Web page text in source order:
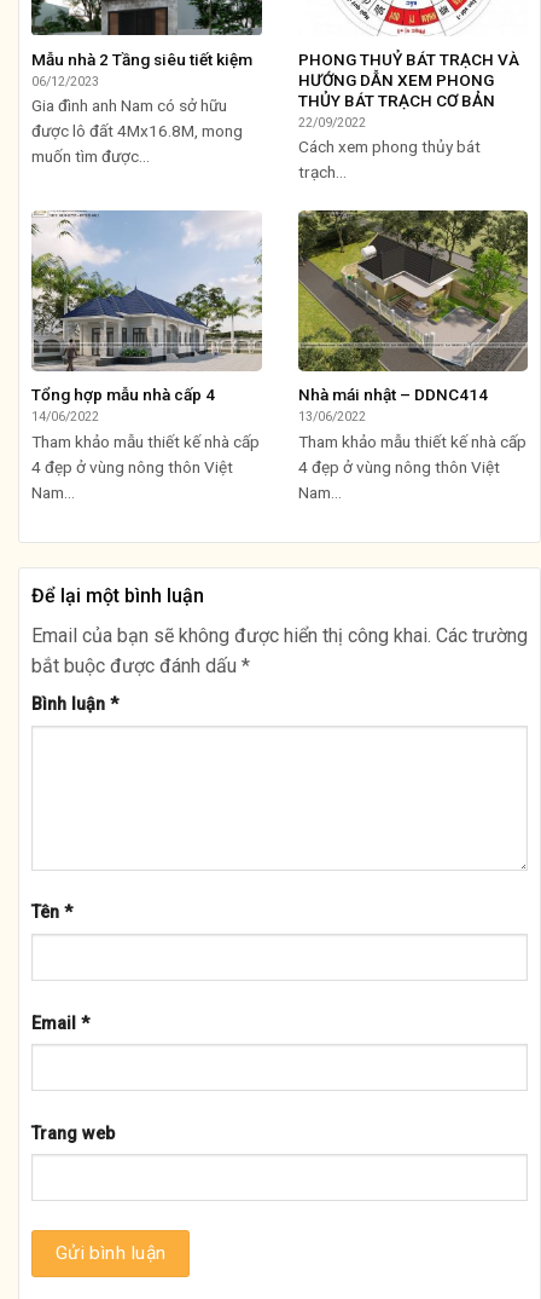
Mẫu nhà 2 Tầng siêu tiết kiệm
06/12/2023
Gia đình anh Nam có sở hữu
được lô đất 4Mx16.8M, mong
muốn tìm được...
PHONG THUỶ BÁT TRẠCH VÀ
HƯỚNG DẪN XEM PHONG
THỦY BÁT TRẠCH CƠ BẢN
22/09/2022
Cách xem phong thủy bát
trạch...
Tổng hợp mẫu nhà cấp 4
14/06/2022
Tham khảo mẫu thiết kế nhà cấp
4 đẹp ở vùng nông thôn Việt
Nam...
Nhà mái nhật – DDNC414
13/06/2022
Tham khảo mẫu thiết kế nhà cấp
4 đẹp ở vùng nông thôn Việt
Nam...
Để lại một bình luận
Email của bạn sẽ không được hiển thị công khai. Các trường
bắt buộc được đánh dấu *
Bình luận *
Tên *
Email *
Trang web